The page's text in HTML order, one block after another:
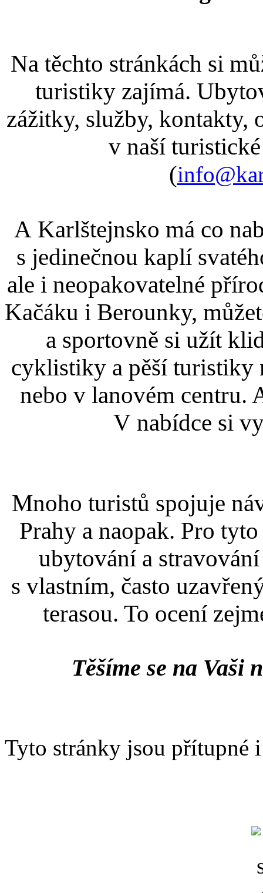
Na těchto stránkách si
turistiky zajímá.
zážitky, služby, kontakty,
v naší
(
A Karlštejnsko má co
s jedinečnou kaplí
ale i neopakovatelné
Kačáku i Berounky,
a sportovně si užít
cyklistiky a pěší turistiky
nebo v lanovém centru.
V nabídce si
Mnoho turistů spojuje
Prahy a naopak. Pro
ubytování a
s vlastním, často
terasou. To ocení
Těšíme se na Vaši
Tyto stránky jsou přítupné